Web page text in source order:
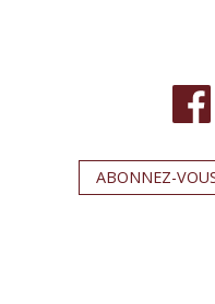
ABONNEZ-